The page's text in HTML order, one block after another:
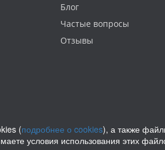
Блог
Частые вопросы
Отзывы
(подробнее о cookies), а также
условия использования этих